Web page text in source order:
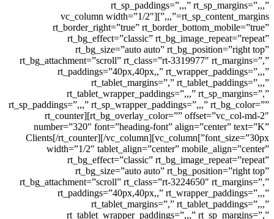
rt_sp_paddings=”,,,”
rt_sp_content_margins=”,,,”][vc_column width=”1/2″
rt_border_right=”true”
rt_bg_effect=”classic”
rt_bg_size=”auto auto”
rt_bg_attachment=”scroll” rt_class=”rt-3319977″
rt_paddings=”40px,40px,,”
rt_tablet_margins=”,”
rt_tablet_wrapper_paddings=”,,,”
rt_sp_paddings=”,,,” rt_sp_wrapper_paddings=”,,,”
rt_bg_overlay_color=”” offset=”vc_col-md-2″][rt_counter
number=”320″ font=”heading-font”
font_size=”30px”]Clients[/rt_counter][/vc_column][vc_column
width=”1/2″ tablet_align=”center”
rt_bg_effect=”classic”
rt_bg_size=”auto auto”
rt_bg_attachment=”scroll” rt_class=”rt-3224650″
rt_paddings=”40px,40px,,”
rt_tablet_margins=”,”
rt_tablet_wrapper_paddings=”,,,”